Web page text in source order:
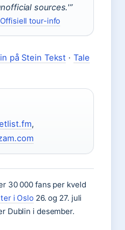
sources.'”
Offisiell tour-info
på Stein Tekst · Tale
,
30 000 fans per kveld
i Oslo26. og 27. juli
Dublin i desember.